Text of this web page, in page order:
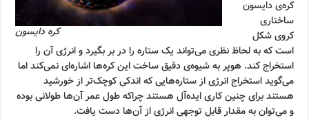
کره دایسون
کره‌ی دایسون
ساختاری
کروی شکل
است که به لحاظ نظری می‌تواند یک ستاره را در بر بگیرد و انرژی آن را
استخراج کند. هوپر به شیوه‌ی دقیق ساخت این کره‌ها اشاره‌ای نمی‌کند اما
می‌گوید استخراج انرژی از ستاره‌هایی که اندکی کوچک‌تر از خورشید
هستند برای چنین کاری ایده‌آل هستند چراکه طول عمر آن‌ها طولانی بوده
و می‌توان به مقدار قابل توجهی انرژی از آن‌ها دست یافت.